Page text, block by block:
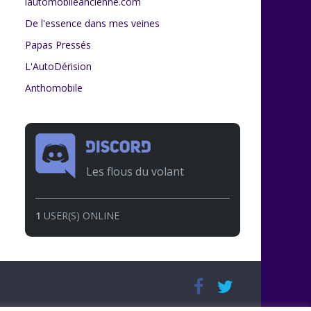
De l'essence dans mes veines
Papas Pressés
L'AutoDérision
Anthomobile
Les flous du volant
1 USER(S) ONLINE